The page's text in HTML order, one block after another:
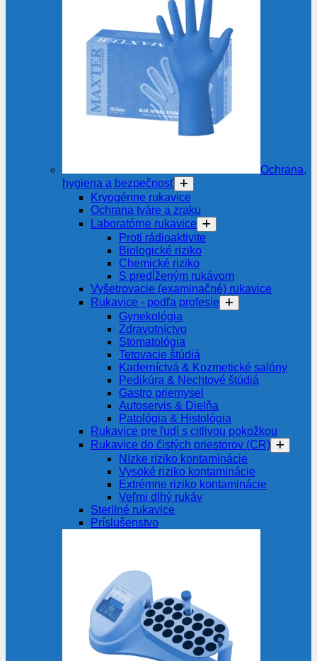
Ochrana,
hygiena a bezpečnosť
Kryogénne rukavice
Ochrana tváre a zraku
Laboratórne rukavice
Proti rádioaktivite
Biologické riziko
Chemické riziko
S predĺženým rukávom
Vyšetrovacie (examinačné) rukavice
Rukavice - podľa profesie
Gynekológia
Zdravotníctvo
Stomatológia
Tetovacie štúdiá
Kaderníctvá & Kozmetické salóny
Pedikúra & Nechtové štúdiá
Gastro priemysel
Autoservis & Dielňa
Patológia & Histológia
Rukavice pre ľudí s citlivou pokožkou
Rukavice do čistých priestorov (CR)
Nízke riziko kontaminácie
Vysoké riziko kontaminácie
Extrémne riziko kontaminácie
Veľmi dlhý rukáv
Sterilné rukavice
Príslušenstvo